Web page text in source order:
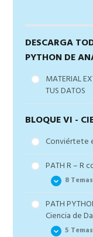
DESCARGA
PYTHON DE
MATERIAL
TUS DATOS
BLOQUE VI -
Conviértete
PATH R – R
8 Temas
R desde
Carga de
PATH
Ciencia de
5 Temas